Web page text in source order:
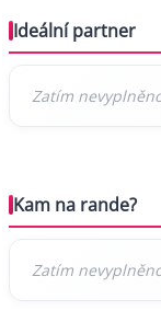
Ideální partner
Kam na rande?